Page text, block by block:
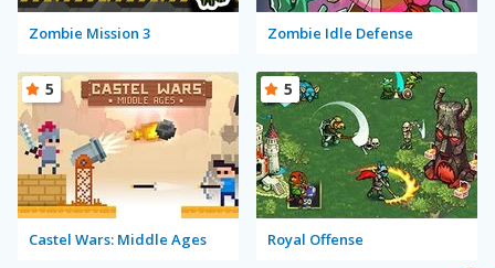
Zombie Mission 3 Zombie Idle Defense
Castel Wars: Middle Ages
5
Royal Offense
5